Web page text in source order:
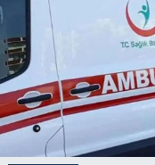
Anali̇z
Bi̇li̇m &
Dünya